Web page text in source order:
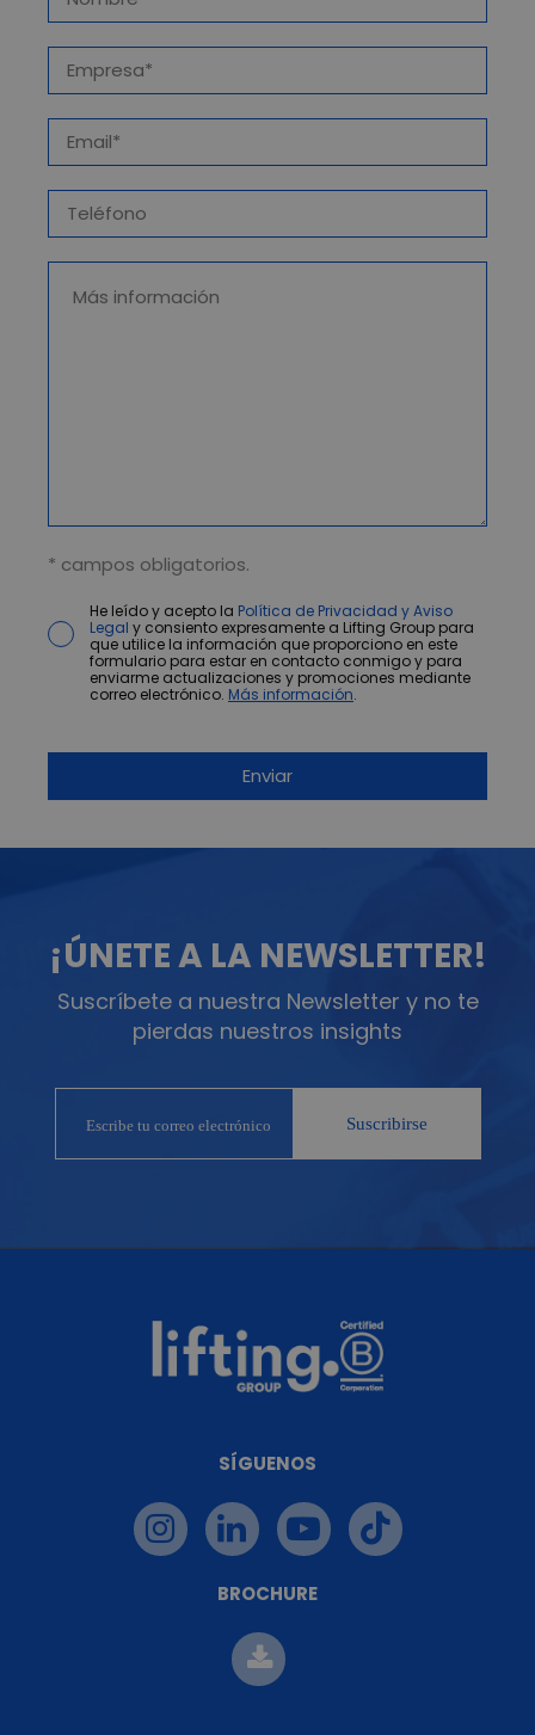
* campos obligatorios.
He leído y acepto la Política de Privacidad y Aviso
Legal y consiento expresamente a Lifting Group para
que utilice la información que proporciono en este
formulario para estar en contacto conmigo y para
enviarme actualizaciones y promociones mediante
correo electrónico. Más información.
¡ÚNETE A LA NEWSLETTER!
Suscríbete a nuestra Newsletter y no te
pierdas nuestros insights
SÍGUENOS
BROCHURE